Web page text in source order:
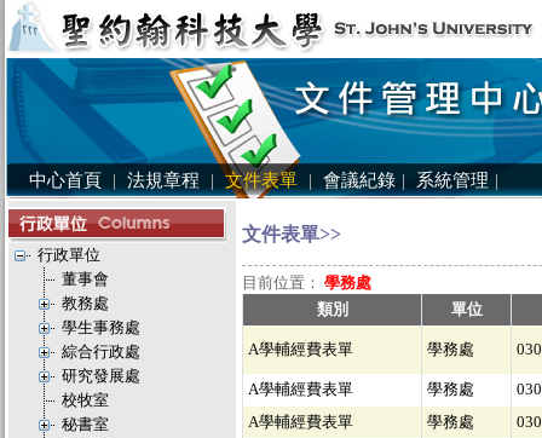
中心首頁 | 法規章程 | 文件表單 | 會議紀錄 | 系統管理 |
行政單位
董事會
教務處
學生事務處
綜合行政處
研究發展處
校牧室
秘書室
文件表單>>
目前位置： 學務處
類別
單位
A學輔經費表單 學務處
A學輔經費表單 學務處
A學輔經費表單
學務處